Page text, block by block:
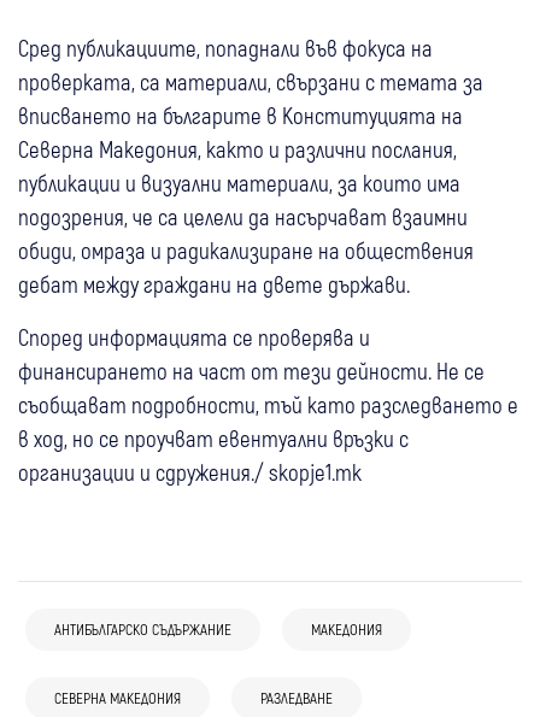
Сред публикациите, попаднали във фокуса на
проверката, са материали, свързани с темата за
вписването на българите в Конституцията на
Северна Македония, както и различни послания,
публикации и визуални материали, за които има
подозрения, че са целели да насърчават взаимни
обиди, омраза и радикализиране на обществения
дебат между граждани на двете държави.
Според информацията се проверява и
финансирането на част от тези дейности. Не се
съобщават подробности, тъй като разследването е
в ход, но се проучват евентуални връзки с
организации и сдружения./ skopje1.mk
АНТИБЪЛГАРСКО СЪДЪРЖАНИЕ МАКЕДОНИЯ
СЕВЕРНА МАКЕДОНИЯ РАЗЛЕДВАНЕ
“Възраждане“: РСМ отказа лечение в
България Свят 04 авг
забрана за напускане: Случаят с Ива
Свят 03 авг